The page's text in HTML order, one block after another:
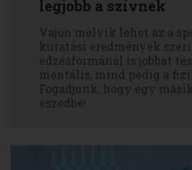
legjobb a szívnek
Vajon melyik lehet az a
kutatási eredmények
edzésformánál is jobbat
mentális, mind pedig a
Fogadjunk, hogy egy
eszedbe!